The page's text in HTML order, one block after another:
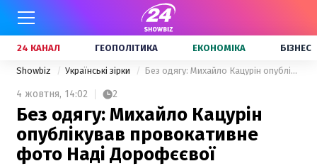
24 КАНАЛ ГЕОПОЛІТИКА ЕКОНОМІКА БІЗНЕС
Showbiz Українські зірки Без одягу: Михайло Кацурін опублікував провокативне фото Наді Дорофєєвої
4 жовтня, 14:02 2
Без одягу: Михайло Кацурін
опублікував провокативне
фото Наді Дорофєєвої